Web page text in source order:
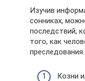
Изучив
сонниках,
последствий,
того, как
преследования.
Козни